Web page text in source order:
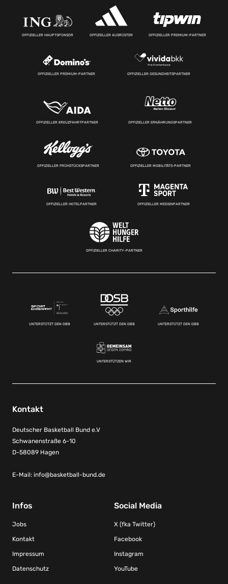
OFFIZIELLER HAUPTSPONSOR OFFIZIELLER AUSRÜSTER OFFIZIELLER PREMIUM-PARTNER
OFFIZIELLER PREMIUM-PARTNER OFFIZIELLER GESUNDHEITSPARTNER
OFFIZIELLER KREUZFAHRTPARTNER OFFIZIELLER ERNÄHRUNGSPARTNER
OFFIZIELLER FRÜHSTÜCKSPARTNER OFFIZIELLER MOBILITÄTS-PARTNER
OFFIZIELLER HOTELPARTNER OFFIZIELLER MEDIENPARTNER
OFFIZIELLER CHARITY-PARTNER
UNTERSTÜTZT DEN DBB UNTERSTÜTZT DEN DBB UNTERSTÜTZT DEN DBB
UNTERSTÜTZEN WIR
Kontakt
Deutscher Basketball Bund e.V
Schwanenstraße 6-10
D-58089 Hagen
E-Mail: info@basketball-bund.de
Infos
Jobs
Kontakt
Impressum
Datenschutz
Social Media
X (fka Twitter)
Facebook
Instagram
YouTube